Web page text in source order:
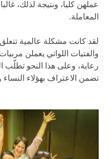
عملهن كليا، ونتيجة لذلك،
المعاملة.
لقد كانت مشكلة عالمية
والفتيات اللواتي يعملن
رعاية، وعلى هذا النحو تطلّب
تضمن الاعتراف بهؤلاء